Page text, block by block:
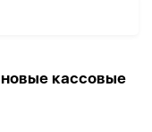
кассовые